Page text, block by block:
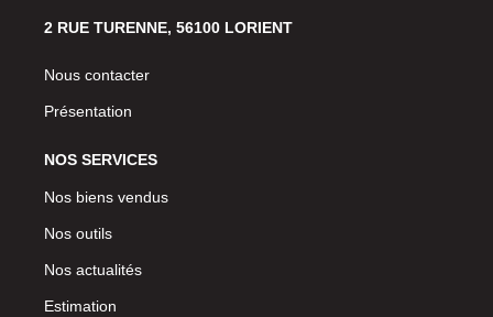
2 RUE TURENNE, 56100 LORIENT
Nous contacter
Présentation
NOS SERVICES
Nos biens vendus
Nos outils
Nos actualités
Estimation